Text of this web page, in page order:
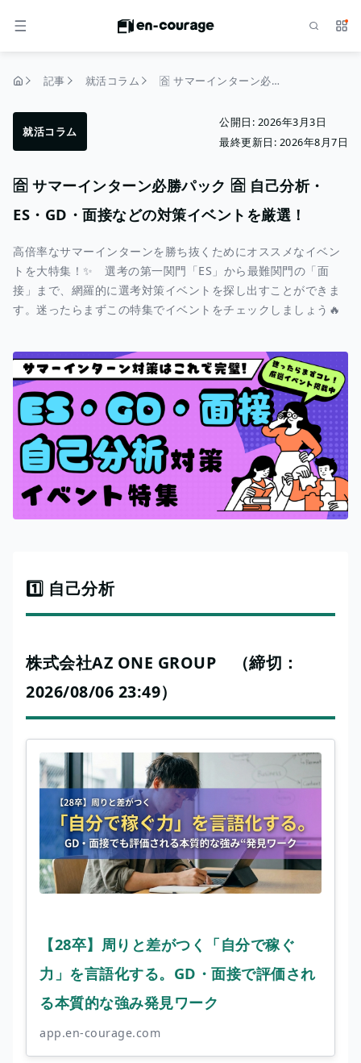
メニュー サ
記事 就活コラム 🈴 サマーインターン必勝パック 🈴 自己分析・ES・GD・面接などの対策イベントを厳選！
就活コラム
公開日: 2026年3月3日
最終更新日: 2026年8月7日
🈴 サマーインターン必勝パック 🈴 自己分析・
ES・GD・面接などの対策イベントを厳選！
高倍率なサマーインターンを勝ち抜くためにオススメなイベン
トを大特集！✨ 選考の第一関門「ES」から最難関門の「面
接」まで、網羅的に選考対策イベントを探し出すことができま
す。迷ったらまずこの特集でイベントをチェックしましょう🔥
1️⃣ 自己分析
株式会社AZ ONE GROUP （締切：
2026/08/06 23:49）
【28卒】周りと差がつく「自分で稼ぐ
力」を言語化する。GD・面接で評価され
る本質的な強み発見ワーク
app.en-courage.com